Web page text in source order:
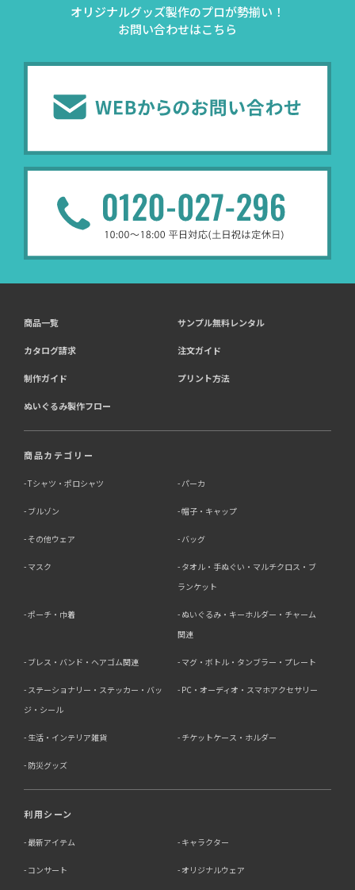
オリジナルグッズ製作のプロが勢揃い！
お問い合わせはこちら
商品一覧 サンプル無料レンタル
カタログ請求 注文ガイド
制作ガイド プリント方法
ぬいぐるみ製作フロー
商品カテゴリー
Tシャツ・ポロシャツ パーカ
ブルゾン 帽子・キャップ
その他ウェア バッグ
マスク
タオル・手ぬぐい・マルチクロス・ブ
ランケット
ポーチ・巾着
ぬいぐるみ・キーホルダー・チャーム
関連
ブレス・バンド・ヘアゴム関連 マグ・ボトル・タンブラー・プレート
ステーショナリー・ステッカー・バッ
ジ・シール
PC・オーディオ・スマホアクセサリー
生活・インテリア雑貨 チケットケース・ホルダー
防災グッズ
利用シーン
最新アイテム キャラクター
コンサート オリジナルウェア